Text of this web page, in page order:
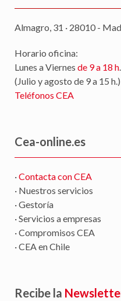
Almagro, 31 · 28010 -
Horario oficina:
Lunes a Viernes de 9 a 18 h
(Julio y agosto de 9 a 15 h.)
Teléfonos CEA
Cea-online.es
·Contacta con CEA
· Nuestros servicios
· Gestoría
· Servicios a empresas
· Compromisos CEA
· CEA en Chile
Recibe la